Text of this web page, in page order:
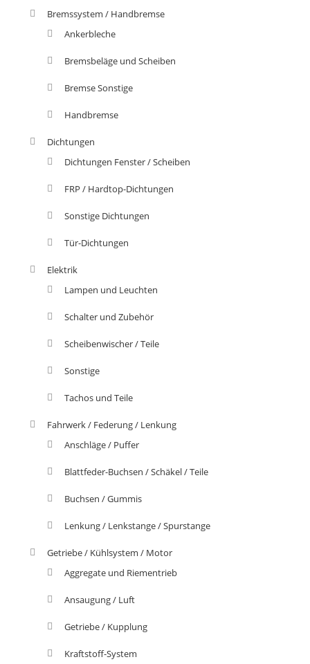
Bremssystem / Handbremse
Ankerbleche
Bremsbeläge und Scheiben
Bremse Sonstige
Handbremse
Dichtungen
Dichtungen Fenster / Scheiben
FRP / Hardtop-Dichtungen
Sonstige Dichtungen
Tür-Dichtungen
Elektrik
Lampen und Leuchten
Schalter und Zubehör
Scheibenwischer / Teile
Sonstige
Tachos und Teile
Fahrwerk / Federung / Lenkung
Anschläge / Puffer
Blattfeder-Buchsen / Schäkel / Teile
Buchsen / Gummis
Lenkung / Lenkstange / Spurstange
Getriebe / Kühlsystem / Motor
Aggregate und Riementrieb
Ansaugung / Luft
Getriebe / Kupplung
Kraftstoff-System